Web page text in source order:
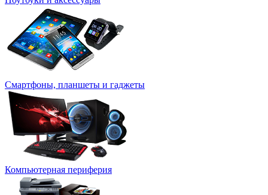
Смартфоны, планшеты и гаджеты
Компьютерная периферия